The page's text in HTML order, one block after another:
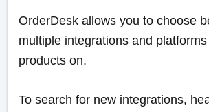
OrderDesk allows you to choose
multiple integrations and
products on.
To search for new integrations,